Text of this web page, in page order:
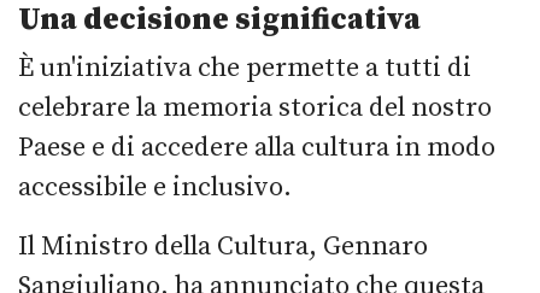
Una decisione significativa
È un'iniziativa che permette a tutti di
celebrare la memoria storica del nostro
Paese e di accedere alla cultura in modo
accessibile e inclusivo.
Il Ministro della Cultura, Gennaro
Sangiuliano, ha annunciato che questa